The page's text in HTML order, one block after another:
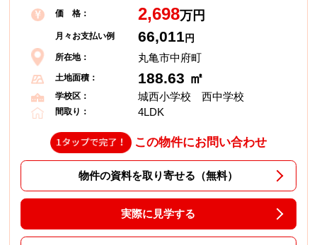
価 格： 2,698万円
月々お支払い例 66,011円
所在地： 丸亀市中府町
土地面積： 188.63 ㎡
学校区： 城西小学校 西中学校
間取り： 4LDK
この物件にお問い合わせ
物件の資料を取り寄せる（無料）
実際に見学する